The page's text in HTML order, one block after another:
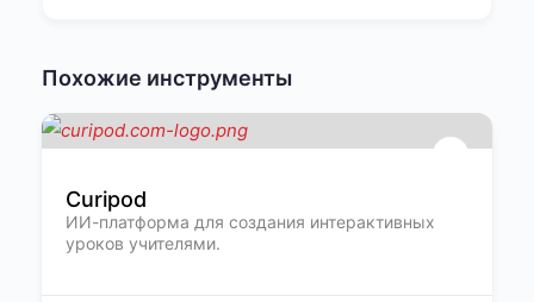
Похожие инструменты
Curipod
ИИ-платформа для создания интерактивных
уроков учителями.